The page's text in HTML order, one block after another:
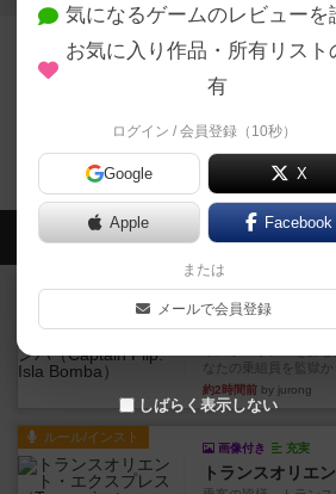
ボドゲーマにログインすると、 「ウノ ベイビー
BabyAnimals）」 の画像をアップロード出来た
に評価を付けることができます。また、トップ
ウノ ベイビーアニマルズの
会員の新しい
ルール/インスト
画像付き
イスラ・ボンバを探
なたの乗組員を監獄か
約2時間前 by jurong
ルール/インスト
画像付き 充実
トランスオリエ
気になるゲームのレビューを
お気に入り作品・所有リスト
有
ログイン / 会員登録（10秒）
Google X
Apple Facebook
または
メールで会員登録
しばらく表示しない